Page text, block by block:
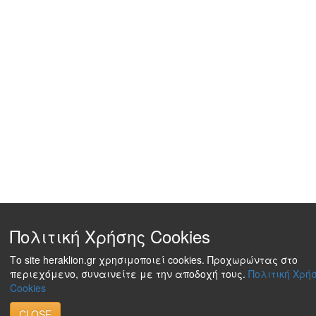
Πολιτική Χρήσης Cookies
Το site heraklion.gr χρησιμοποιεί cookies. Προχωρώντας στο
περιεχόμενο, συναινείτε με την αποδοχή τους. Πολιτική
Cookies